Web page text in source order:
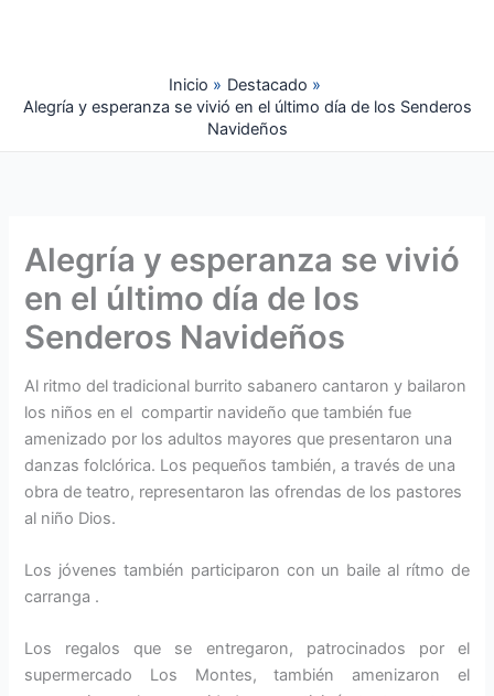
Inicio
Destacado
Alegría y esperanza se vivió en el último día de los Senderos
Navideños
Alegría y esperanza se vivió
en el último día de los
Senderos Navideños
Al ritmo del tradicional burrito sabanero cantaron y bailaron
los niños en el compartir navideño que también fue
amenizado por los adultos mayores que presentaron una
danzas folclórica. Los pequeños también, a través de una
obra de teatro, representaron las ofrendas de los pastores
al niño Dios.
Los jóvenes también participaron con un baile al rítmo de
carranga .
Los regalos que se entregaron, patrocinados por el
supermercado Los Montes, también amenizaron el